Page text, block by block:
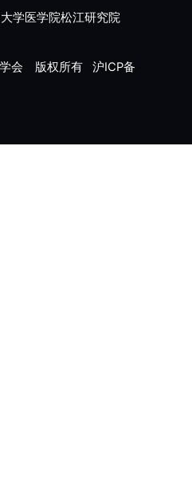
学医学院松江研究院
会 版权所有 沪ICP备